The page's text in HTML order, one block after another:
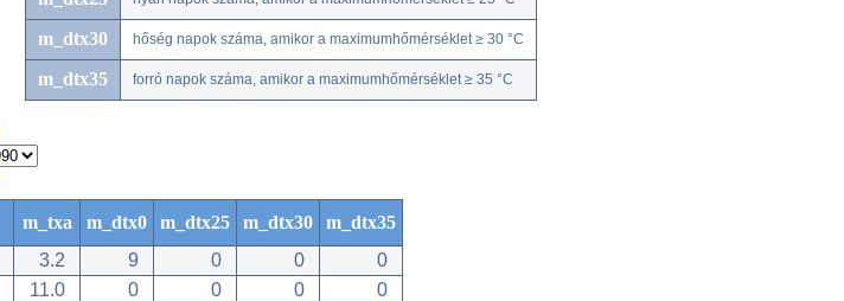
m_dtx30 hőség napok száma, amikor a maximumhőmérséklet ≥ 30 °C
m_dtx35 forró napok száma, amikor a maximumhőmérséklet ≥ 35 °C
m_txa m_dtx0 m_dtx25 m_dtx30
m_dtx35
3.2 9 0 0
0
11.0 0 0 0
0